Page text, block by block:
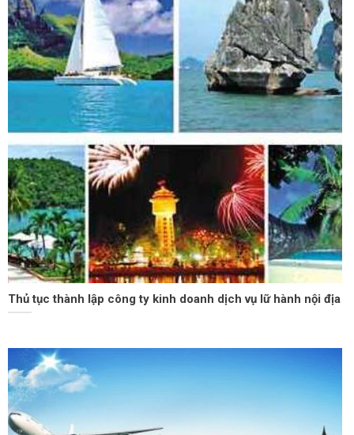
Thủ tục thành lập công ty kinh doanh dịch vụ lữ hành nội địa